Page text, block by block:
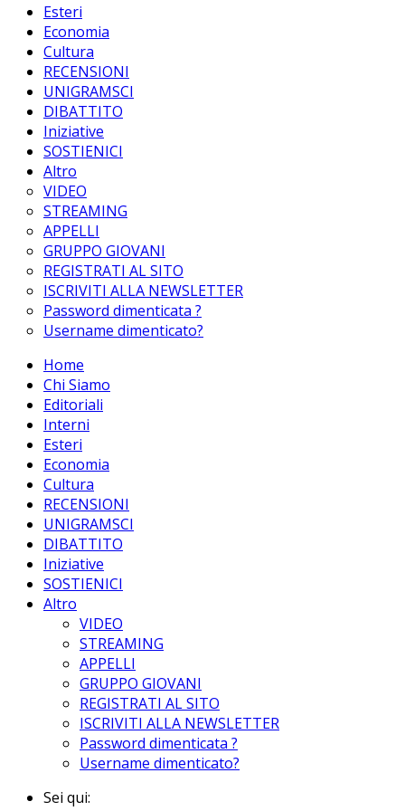
Esteri
Economia
Cultura
RECENSIONI
UNIGRAMSCI
DIBATTITO
Iniziative
SOSTIENICI
Altro
VIDEO
STREAMING
APPELLI
GRUPPO GIOVANI
REGISTRATI AL SITO
ISCRIVITI ALLA NEWSLETTER
Password dimenticata ?
Username dimenticato?
Home
Chi Siamo
Editoriali
Interni
Esteri
Economia
Cultura
RECENSIONI
UNIGRAMSCI
DIBATTITO
Iniziative
SOSTIENICI
Altro
VIDEO
STREAMING
APPELLI
GRUPPO GIOVANI
REGISTRATI AL SITO
ISCRIVITI ALLA NEWSLETTER
Password dimenticata ?
Username dimenticato?
Sei qui: